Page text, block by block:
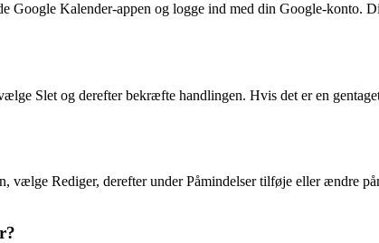
Google Kalender-appen og logge ind med din Google-konto.
Slet og derefter bekræfte handlingen. Hvis det er en
vælge Rediger, derefter under Påmindelser tilføje eller ændre